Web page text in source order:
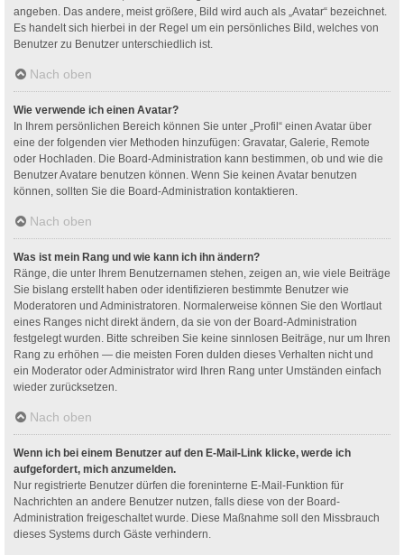
angeben. Das andere, meist größere, Bild wird auch als „Avatar“ bezeichnet.
Es handelt sich hierbei in der Regel um ein persönliches Bild, welches von
Benutzer zu Benutzer unterschiedlich ist.
Nach oben
Wie verwende ich einen Avatar?
In Ihrem persönlichen Bereich können Sie unter „Profil“ einen Avatar über
eine der folgenden vier Methoden hinzufügen: Gravatar, Galerie, Remote
oder Hochladen. Die Board-Administration kann bestimmen, ob und wie die
Benutzer Avatare benutzen können. Wenn Sie keinen Avatar benutzen
können, sollten Sie die Board-Administration kontaktieren.
Nach oben
Was ist mein Rang und wie kann ich ihn ändern?
Ränge, die unter Ihrem Benutzernamen stehen, zeigen an, wie viele Beiträge
Sie bislang erstellt haben oder identifizieren bestimmte Benutzer wie
Moderatoren und Administratoren. Normalerweise können Sie den Wortlaut
eines Ranges nicht direkt ändern, da sie von der Board-Administration
festgelegt wurden. Bitte schreiben Sie keine sinnlosen Beiträge, nur um Ihren
Rang zu erhöhen — die meisten Foren dulden dieses Verhalten nicht und
ein Moderator oder Administrator wird Ihren Rang unter Umständen einfach
wieder zurücksetzen.
Nach oben
Wenn ich bei einem Benutzer auf den E-Mail-Link klicke, werde ich
aufgefordert, mich anzumelden.
Nur registrierte Benutzer dürfen die foreninterne E-Mail-Funktion für
Nachrichten an andere Benutzer nutzen, falls diese von der Board-
Administration freigeschaltet wurde. Diese Maßnahme soll den Missbrauch
dieses Systems durch Gäste verhindern.